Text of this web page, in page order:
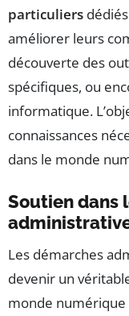
particuliers
améliorer leurs
découverte des
spécifiques, ou
informatique.
connaissances
dans le monde
Soutien dans
Les démarches
devenir un
monde numérique